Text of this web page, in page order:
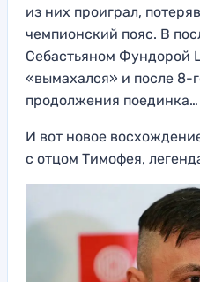
из них проиграл,
чемпионский пояс. В
Себастьяном Фундорой
«вымахался» и после 8-
продолжения поединка…
И вот новое
с отцом Тимофея,